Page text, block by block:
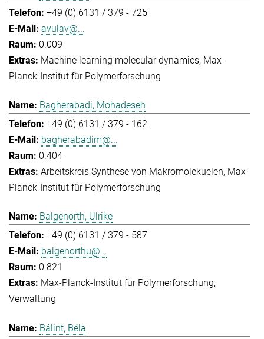
+49 (0) 6131 / 379 - 725
avulav@...
0.009
Machine learning molecular dynamics Max-
Planck-Institut für Polymerforschung
Bagherabadi, Mohadeseh
+49 (0) 6131 / 379 - 162
bagherabadim@...
0.404
Arbeitskreis Synthese von Makromolekuelen Max-
Planck-Institut für Polymerforschung
Balgenorth, Ulrike
+49 (0) 6131 / 379 - 587
balgenorthu@...
0.821
Max-Planck-Institut für Polymerforschung
Verwaltung
Bálint, Béla